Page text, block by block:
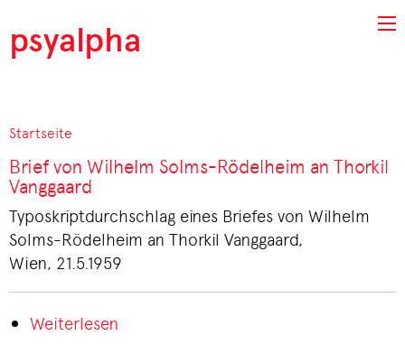
psyalpha
Pfadnavigation
Startseite
Brief von Wilhelm Solms-Rödelheim an Thorkil
Vanggaard
Typoskriptdurchschlag eines Briefes von Wilhelm
Solms-Rödelheim an Thorkil Vanggaard,
Wien, 21.5.1959
Weiterlesen